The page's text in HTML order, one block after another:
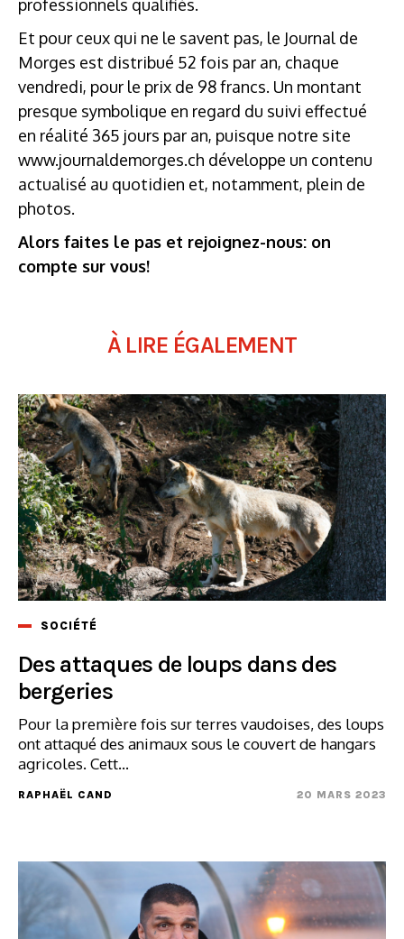
professionnels qualifiés.
Et pour ceux qui ne le savent pas, le Journal de
Morges est distribué 52 fois par an, chaque
vendredi, pour le prix de 98 francs. Un montant
presque symbolique en regard du suivi effectué
en réalité 365 jours par an, puisque notre site
www.journaldemorges.ch développe un contenu
actualisé au quotidien et, notamment, plein de
photos.
Alors faites le pas et rejoignez-nous: on
compte sur vous!
À LIRE ÉGALEMENT
SOCIÉTÉ
Des attaques de loups dans des
bergeries
Pour la première fois sur terres vaudoises, des loups
ont attaqué des animaux sous le couvert de hangars
agricoles. Cett...
RAPHAËL CAND 20 MARS 2023